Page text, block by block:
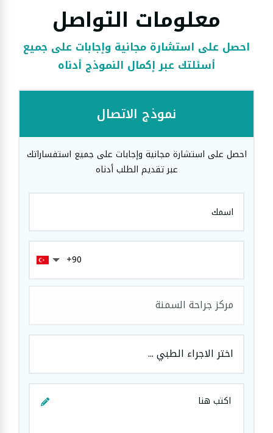
معلومات التواصل
احصل على استشارة مجانية وإجابات على جميع
أسئلتك عبر إكمال النموذج أدناه
نموذج الاتصال
احصل على استشارة مجانية وإجابات على جميع استفساراتك
عبر تقديم الطلب أدناه
مركز جراحة السمنة
اختر الاجراء الطبي ...